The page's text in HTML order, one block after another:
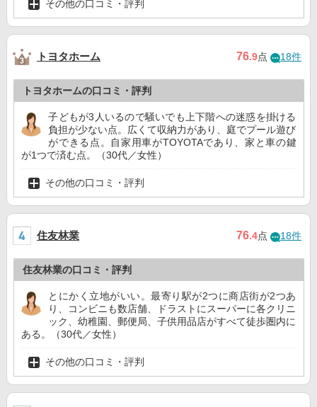
その他の口コミ・評判
トヨタホーム 76.9点 18件
トヨタホームの口コミ・評判
子どもが3人いるので騒いでも上下階への迷惑を掛ける
負担が少ない点。広くて収納力があり、庭でプール遊び
ができる点。自家用車がTOYOTAであり、家と車の鍵
が1つで済む点。（30代／女性）
その他の口コミ・評判
住友林業 76.4点 18件
住友林業の口コミ・評判
とにかく立地がいい。最寄り駅が2つに商店街が2つあ
り、コンビニも数店舗、ドラストにスーパーに各クリニ
ック、幼稚園、郵便局、子供用品店がすべて徒歩圏内に
ある。（30代／女性）
その他の口コミ・評判